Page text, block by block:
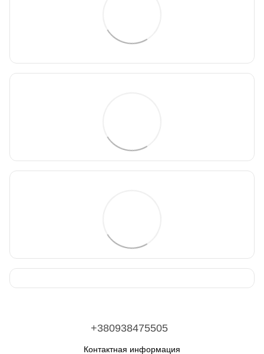
+380938475505
Контактная информация